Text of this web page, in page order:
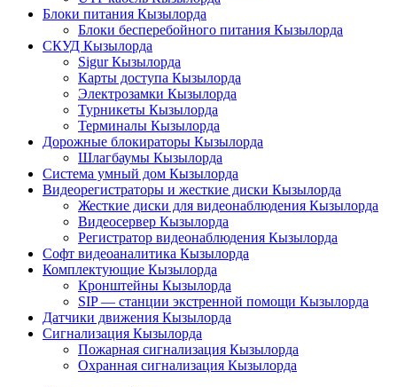
Блоки питания Кызылорда
Блоки бесперебойного питания Кызылорда
СКУД Кызылорда
Sigur Кызылорда
Карты доступа Кызылорда
Электрозамки Кызылорда
Турникеты Кызылорда
Терминалы Кызылорда
Дорожные блокираторы Кызылорда
Шлагбаумы Кызылорда
Система умный дом Кызылорда
Видеорегистраторы и жесткие диски Кызылорда
Жесткие диски для видеонаблюдения Кызылорда
Видеосервер Кызылорда
Регистратор видеонаблюдения Кызылорда
Софт видеоаналитика Кызылорда
Комплектующие Кызылорда
Кронштейны Кызылорда
SIP — станции экстренной помощи Кызылорда
Датчики движения Кызылорда
Сигнализация Кызылорда
Пожарная сигнализация Кызылорда
Охранная сигнализация Кызылорда